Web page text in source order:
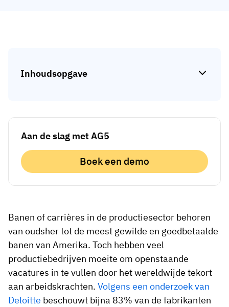
Stop met achtervolgen, begin met
Inhoudsopgave
Aan de slag met AG5
Boek een demo
Banen of carrières in de productiesector behoren
van oudsher tot de meest gewilde en goedbetaalde
banen van Amerika. Toch hebben veel
productiebedrijven moeite om openstaande
vacatures in te vullen door het wereldwijde tekort
aan arbeidskrachten. Volgens een onderzoek van
Deloitte beschouwt bijna 83% van de fabrikanten